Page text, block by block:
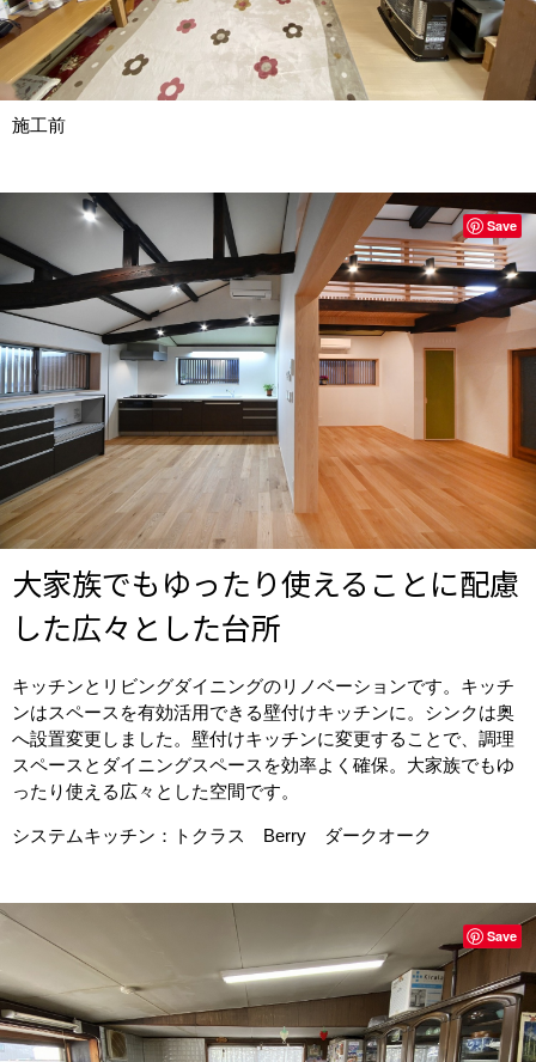
施工前
大家族でもゆったり使えることに配慮
した広々とした台所
キッチンとリビングダイニングのリノベーションです。キッチ
ンはスペースを有効活用できる壁付けキッチンに。シンクは奥
へ設置変更しました。壁付けキッチンに変更することで、調理
スペースとダイニングスペースを効率よく確保。大家族でもゆ
ったり使える広々とした空間です。
システムキッチン：トクラス Berry ダークオーク
Save
Save